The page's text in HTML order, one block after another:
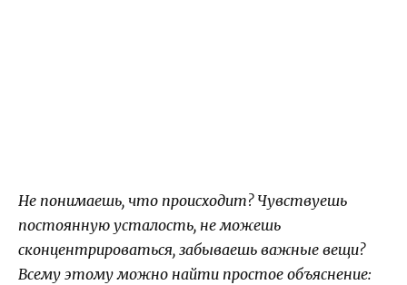
Не понимаешь, что происходит? Чувствуешь
постоянную усталость, не можешь
сконцентрироваться, забываешь важные вещи?
Всему этому можно найти простое объяснение: